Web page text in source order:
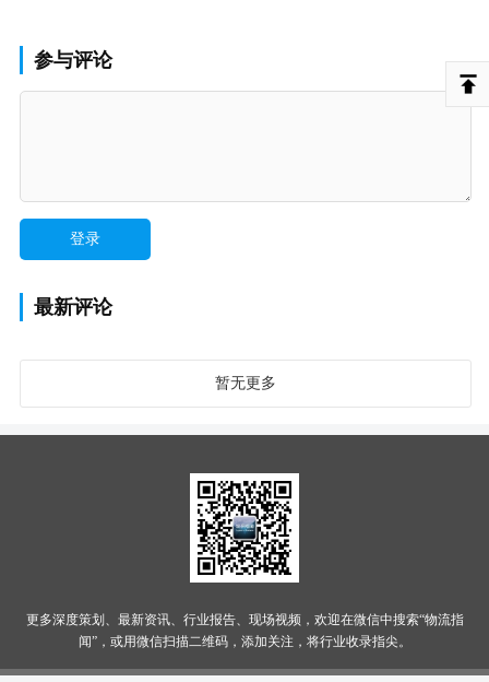
参与评论
最新评论
暂无更多
更多深度策划、最新资讯、行业报告、现场视频，欢迎在微信中搜索“物流指
闻”，或用微信扫描二维码，添加关注，将行业收录指尖。